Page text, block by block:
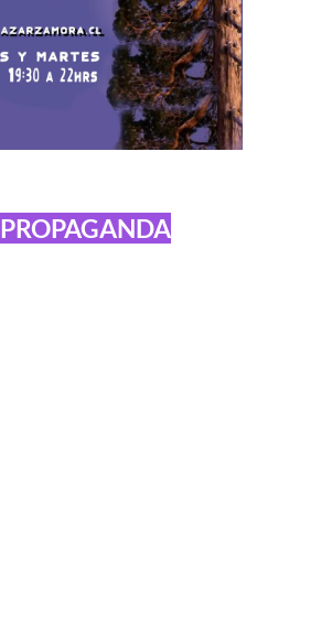
PROPAGANDA